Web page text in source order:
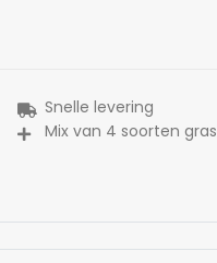
Snelle levering
Mix van 4 soorten gras